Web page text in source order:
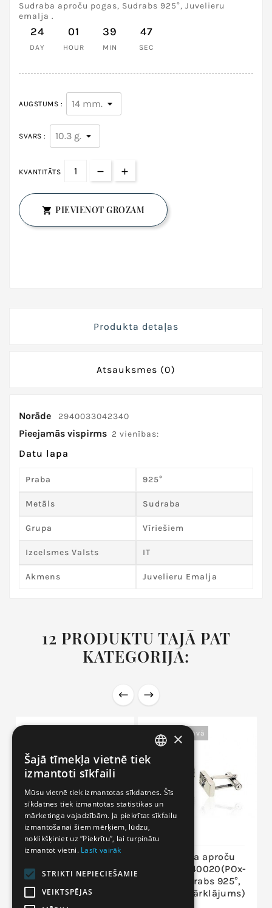
Sudraba aproču pogas, Sudrabs 925°, Juvelieru
emalja .
24
DAY
01
HOUR
39
MIN
47
SEC
AUGSTUMS :
SVARS :
KVANTITĀTS
 PIEVIENOT GROZAM
Produkta detaļas
Atsauksmes (0)
Norāde 2940033042340
Pieejamās vispirms 2 vienības:
Datu lapa
Praba 925°
Metāls Sudraba
Grupa Vīriešiem
Izcelsmes Valsts IT
Akmens Juvelieru Emalja
12 PRODUKTU TAJĀ PAT
KATEGORIJĀ:
Sudraba aproču
pogas 2940019(POx-
Bk), Sudrabs 925°,
oksids (pārklājums)
Nav Noliktavā
Sudraba aproču
pogas 2940020(POx-
Bk), Sudrabs 925°,
oksids (pārklājums)
LITHUANIAN
RUSSIAN
ENGLISH
×
Šajā tīmekļa vietnē tiek
izmantoti sīkfaili
Mūsu vietnē tiek izmantotas sīkdatnes. Šīs
sīkdatnes tiek izmantotas statistikas un
mārketinga vajadzībām. Ja piekrītat sīkfailu
izmantošanai šiem mērķiem, lūdzu,
noklikšķiniet uz “Piekrītu”, lai turpinātu
izmantot vietni. Lasīt vairāk
STRIKTI NEPIECIEŠAMIE
VEIKTSPĒJAS